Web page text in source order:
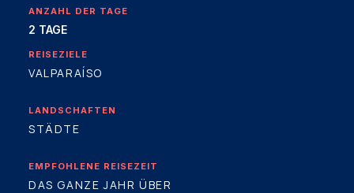
ANZAHL DER TAGE
2 TAGE
REISEZIELE
VALPARAÍSO
LANDSCHAFTEN
STÄDTE
EMPFOHLENE REISEZEIT
DAS GANZE JAHR ÜBER